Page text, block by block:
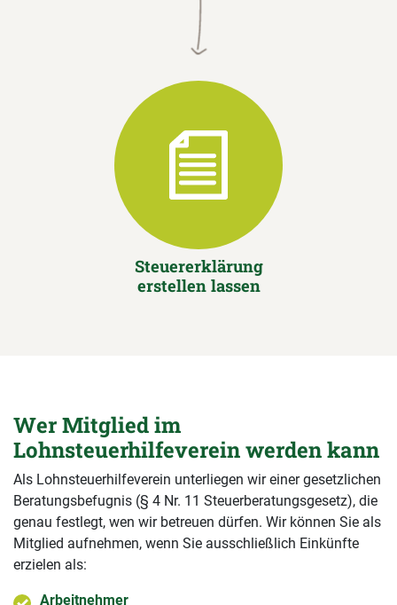
Steuererklärung
erstellen lassen
Wer Mitglied im
Lohnsteuerhilfeverein werden kann
Als Lohnsteuerhilfeverein unterliegen wir einer gesetzlichen
Beratungsbefugnis (§ 4 Nr. 11 Steuerberatungsgesetz), die
genau festlegt, wen wir betreuen dürfen. Wir können Sie als
Mitglied aufnehmen, wenn Sie ausschließlich Einkünfte
erzielen als:
Arbeitnehmer